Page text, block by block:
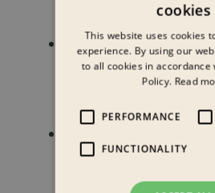
imødekomme
Passer dine møbler
behov, eller er du
dig af med
at kunne købe nye?
begivenheder, hvor
bortskaffe møbler
cookies
This website uses cookies
experience. By using our
to all cookies in accordance
Policy. Read
PERFORMANCE
FUNCTIONALITY